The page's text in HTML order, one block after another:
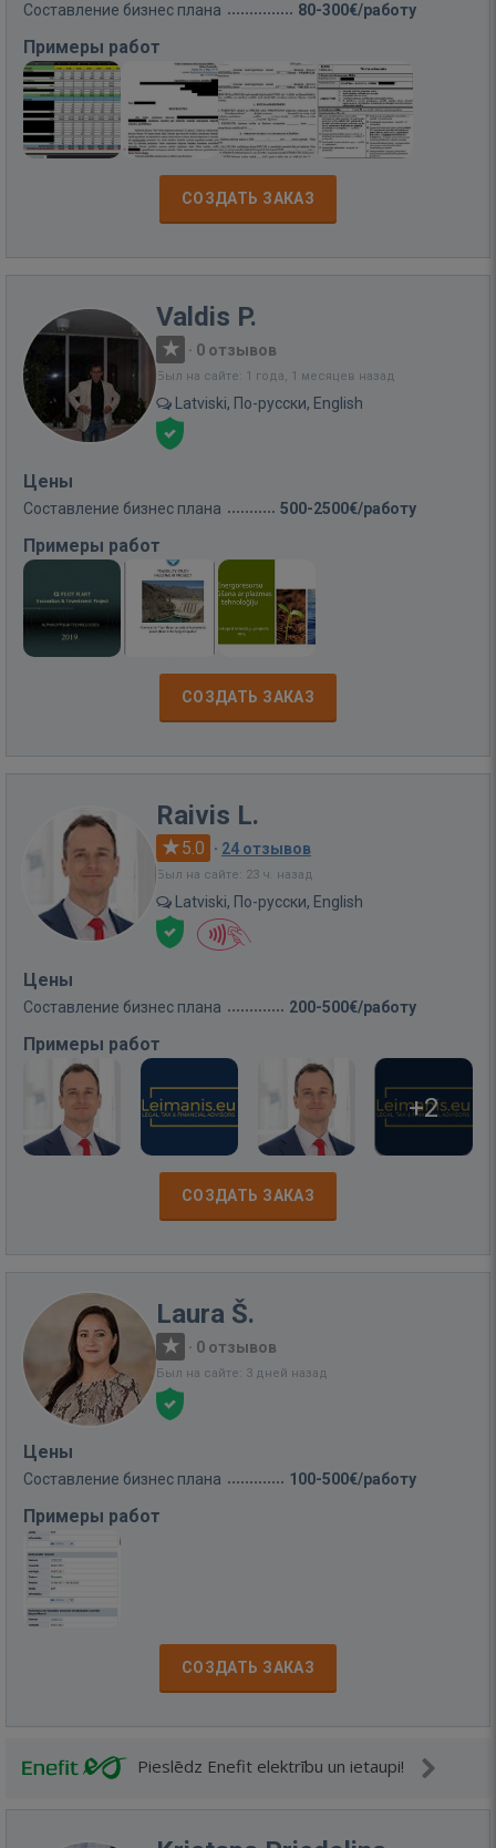
Составление бизнес плана 80-300€/работу
Примеры работ
СОЗДАТЬ ЗАКАЗ
Valdis P.
· 0 отзывов
Был на сайте: 1 года, 1 месяцев назад
Latviski, По-русски, English
Цены
Составление бизнес плана 500-2500€/работу
Примеры работ
СОЗДАТЬ ЗАКАЗ
Raivis L.
5.0 · 24 отзывов
Был на сайте: 23 ч. назад
Latviski, По-русски, English
Цены
Составление бизнес плана 200-500€/работу
Примеры работ
+2
СОЗДАТЬ ЗАКАЗ
Laura Š.
· 0 отзывов
Был на сайте: 3 дней назад
Цены
Составление бизнес плана 100-500€/работу
Примеры работ
СОЗДАТЬ ЗАКАЗ
Pieslēdz Enefit elektrību un ietaupi!